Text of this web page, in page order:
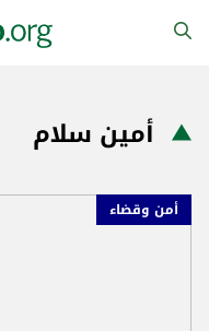
أمين سلام
أمن وقضاء